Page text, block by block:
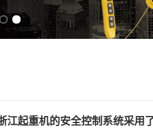
江起重机的安全控制系统采用